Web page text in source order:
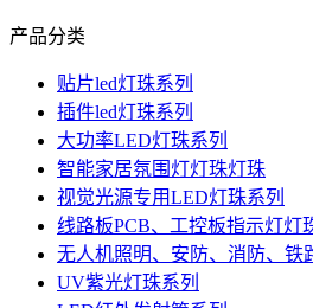
产品分类
贴片led灯珠系列
插件led灯珠系列
大功率LED灯珠系列
智能家居氛围灯灯珠灯珠
视觉光源专用LED灯珠系列
线路板PCB、工控板指示灯灯
无人机照明、安防、消防、铁
UV紫光灯珠系列